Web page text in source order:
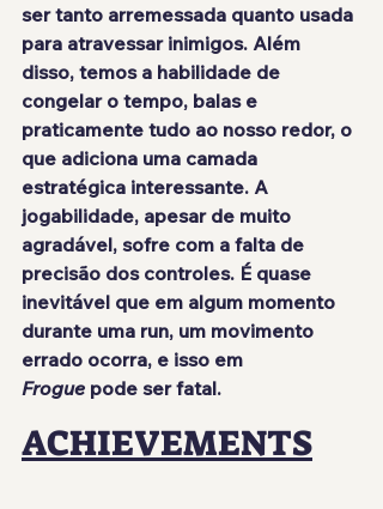
ser tanto arremessada quanto usada
para atravessar inimigos. Além
disso, temos a habilidade de
congelar o tempo, balas e
praticamente tudo ao nosso redor, o
que adiciona uma camada
estratégica interessante. A
jogabilidade, apesar de muito
agradável, sofre com a falta de
precisão dos controles. É quase
inevitável que em algum momento
durante uma run, um movimento
errado ocorra, e isso em
Frogue pode ser fatal.
ACHIEVEMENTS